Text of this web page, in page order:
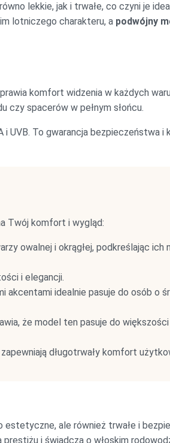
lekkie, jak i trwałe, co czyni je
lotniczego charakteru, a podwójny
komfort widzenia w każdych
spacerów w pełnym słońcu.
i UVB. To gwarancja bezpieczeństwa i
Twój komfort i wygląd:
owalnej i okrągłej, podkreślając ich
i elegancji.
idealnie pasuje do osób o
że model ten pasuje do
długotrwały komfort
estetyczne, ale również trwałe i
i świadczą o włoskim